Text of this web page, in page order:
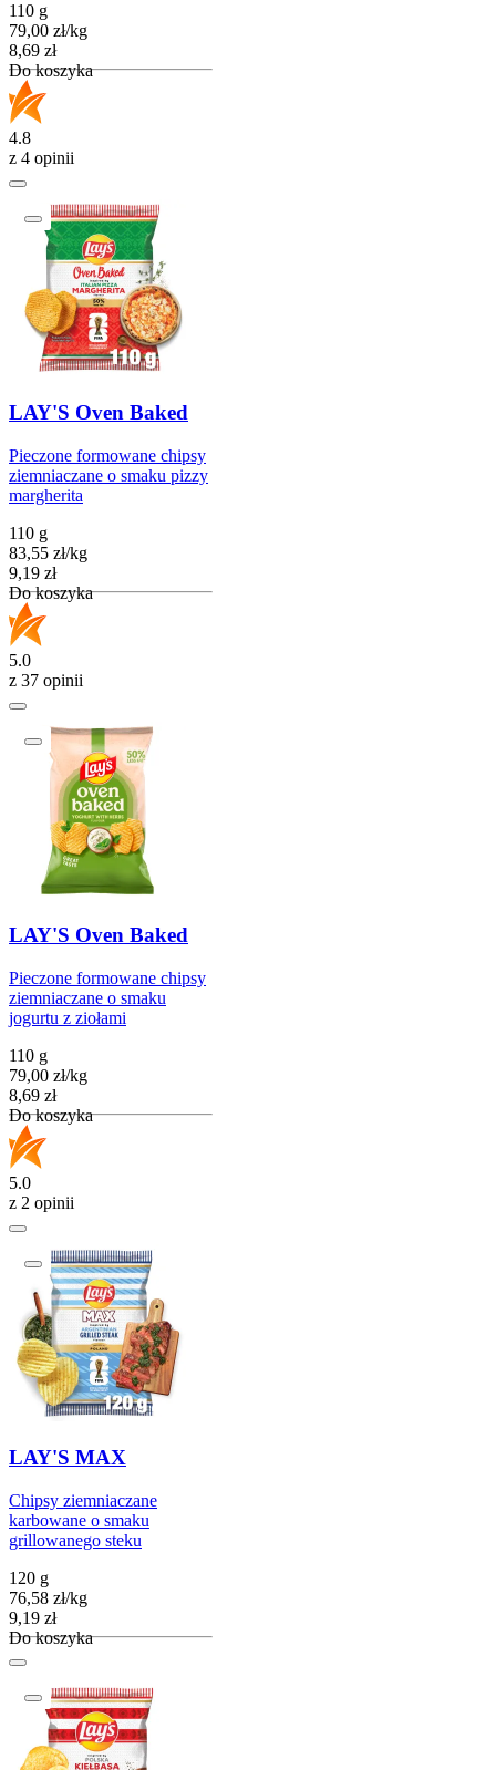
110 g
79,00 zł/kg
Cena
8,69 zł
Do koszyka
4.8
z 4 opinii
LAY'S Oven Baked
Pieczone formowane chipsy
ziemniaczane o smaku pizzy
margherita
110 g
83,55 zł/kg
Cena
9,19 zł
Do koszyka
5.0
z 37 opinii
LAY'S Oven Baked
Pieczone formowane chipsy
ziemniaczane o smaku
jogurtu z ziołami
110 g
79,00 zł/kg
Cena
8,69 zł
Do koszyka
5.0
z 2 opinii
LAY'S MAX
Chipsy ziemniaczane
karbowane o smaku
grillowanego steku
120 g
76,58 zł/kg
Cena
9,19 zł
Do koszyka